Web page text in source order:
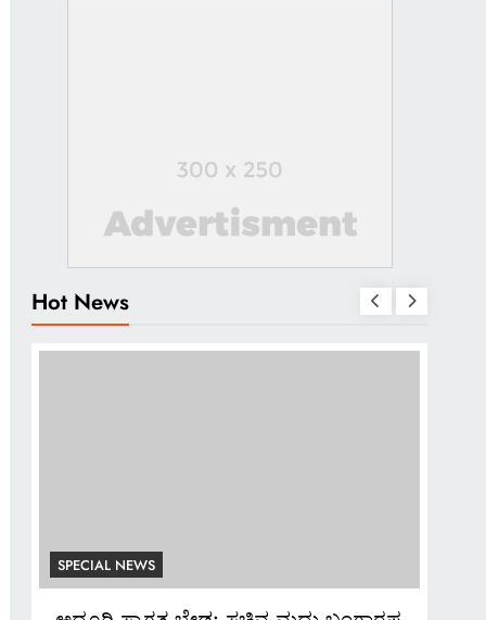
Hot News
SPECIAL NEWS